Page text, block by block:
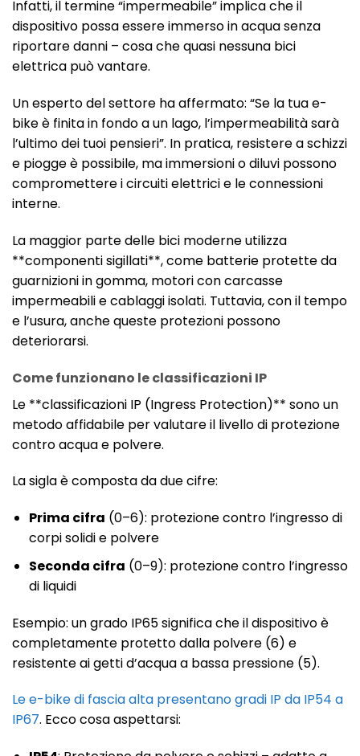
Infatti, il termine “impermeabile” implica che il
dispositivo possa essere immerso in acqua senza
riportare danni – cosa che quasi nessuna bici
elettrica può vantare.
Un esperto del settore ha affermato: “Se la tua e-
bike è finita in fondo a un lago, l’impermeabilità sarà
l’ultimo dei tuoi pensieri”. In pratica, resistere a schizzi
e piogge è possibile, ma immersioni o diluvi possono
compromettere i circuiti elettrici e le connessioni
interne.
La maggior parte delle bici moderne utilizza
**componenti sigillati**, come batterie protette da
guarnizioni in gomma, motori con carcasse
impermeabili e cablaggi isolati. Tuttavia, con il tempo
e l’usura, anche queste protezioni possono
deteriorarsi.
Come funzionano le classificazioni IP
Le **classificazioni IP (Ingress Protection)** sono un
metodo affidabile per valutare il livello di protezione
contro acqua e polvere.
La sigla è composta da due cifre:
Prima cifra (0–6): protezione contro l’ingresso di
corpi solidi e polvere
Seconda cifra (0–9): protezione contro l’ingresso
di liquidi
Esempio: un grado IP65 significa che il dispositivo è
completamente protetto dalla polvere (6) e
resistente ai getti d’acqua a bassa pressione (5).
Le e-bike di fascia alta presentano gradi IP da IP54 a
IP67. Ecco cosa aspettarsi: